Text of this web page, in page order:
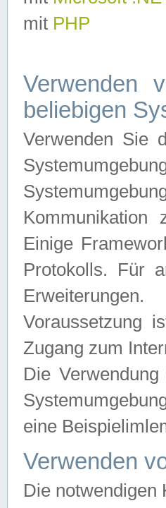
mit PHP
Verwenden
beliebigen
Verwenden Sie
Einige
Protokolls. Für
Erweiterungen.
Voraussetzung
Zugang zum
Die
eine
Verwenden
Die